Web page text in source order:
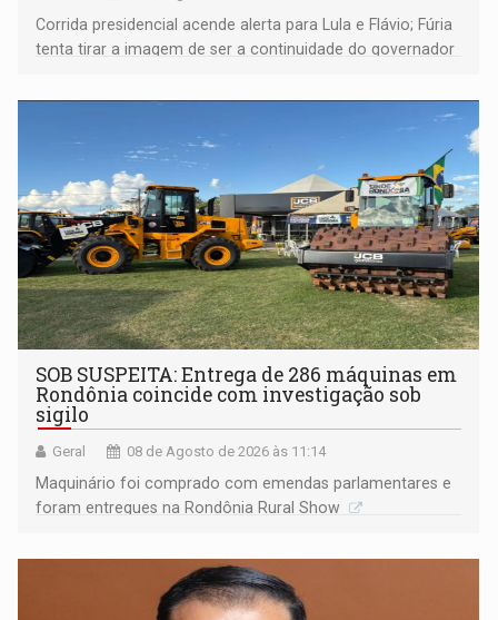
Corrida presidencial acende alerta para Lula e Flávio; Fúria
tenta tirar a imagem de ser a continuidade do governador
não ter entrado no modo eleição; ABAV faz evento em
SOB SUSPEITA: Entrega de 286 máquinas em
Rondônia coincide com investigação sob
sigilo
Geral 08 de Agosto de 2026 às 11:14
Maquinário foi comprado com emendas parlamentares e
foram entregues na Rondônia Rural Show